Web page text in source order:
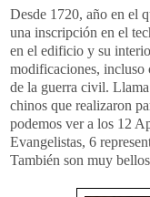
Desde 1720, año en el
una inscripción en el
en el edificio y su
modificaciones, incluso
de la guerra civil.
chinos que realizaron
podemos ver a los 12
Evangelistas, 6
También son muy